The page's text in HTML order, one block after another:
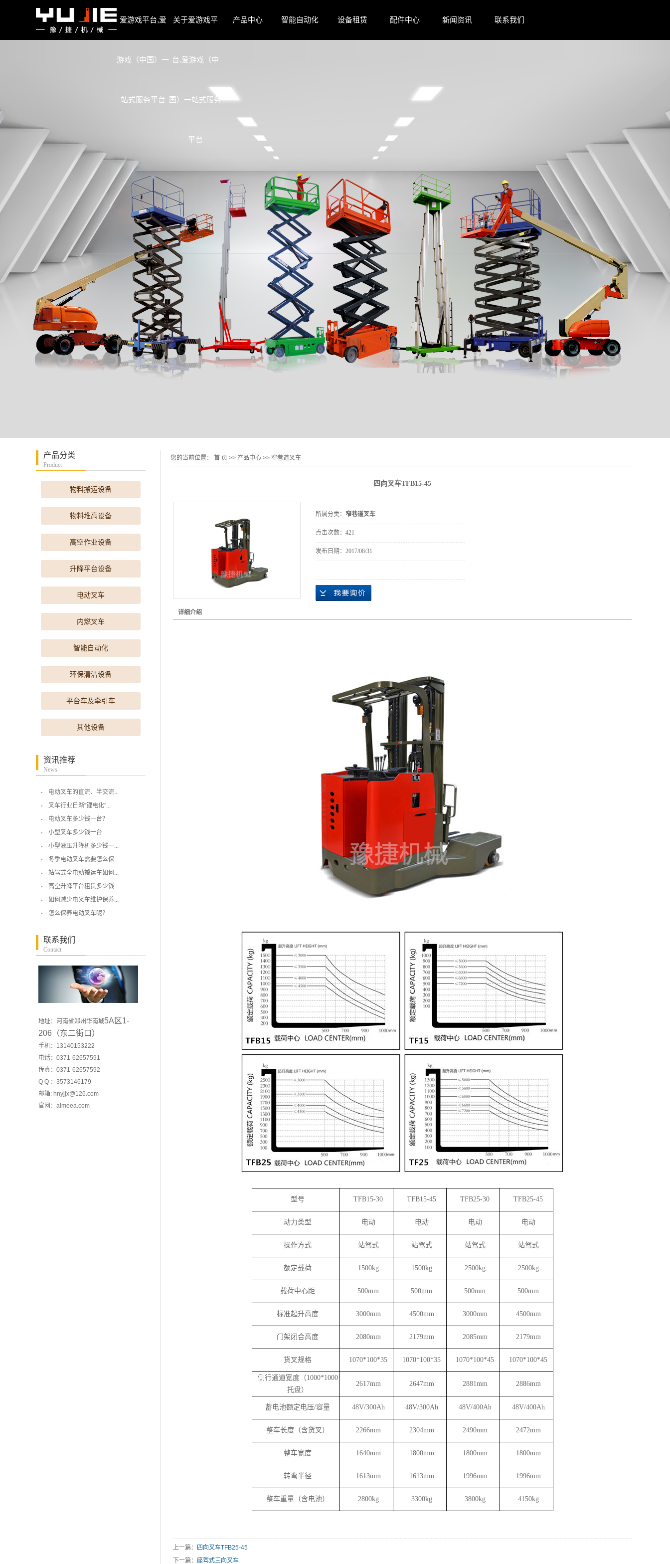
爱游戏平台,爱
游戏（中国）一
站式服务平台
关于爱游戏平
台,爱游戏（中
国）一站式服务
平台
产品中心 智能自动化 设备租赁 配件中心 新闻资讯 联系我们
产品分类
Product
物料搬运设备
物料堆高设备
高空作业设备
升降平台设备
电动叉车
内燃叉车
智能自动化
环保清洁设备
平台车及牵引车
其他设备
资讯推荐
News
电动叉车的直流、半交流...
叉车行业日渐“锂电化”...
电动叉车多少钱一台？
小型叉车多少钱一台
小型液压升降机多少钱一...
冬季电动叉车需要怎么保...
站驾式全电动搬运车如何...
高空升降平台租赁多少钱...
如何减少电叉车维护保养...
怎么保养电动叉车呢？
联系我们
Contact
地址：河南省郑州华南城5A区1-
206（东二街口）
手机：13140153222
电话：0371-62657591
传真：0371-62657592
Q Q ：3573146179
邮箱: hnyjjx@126.com
官网： almeea.com
您的当前位置： 首 页 >> 产品中心 >> 窄巷道叉车
四向叉车TFB15-45
所属分类： 窄巷道叉车
点击次数： 421
发布日期： 2017/08/31
详细介绍
型号 TFB15-30 TFB15-45 TFB25-30 TFB25-45
动力类型 电动 电动 电动 电动
操作方式 站驾式 站驾式 站驾式 站驾式
额定载荷 1500kg 1500kg 2500kg 2500kg
载荷中心距 500mm 500mm 500mm 500mm
标准起升高度 3000mm 4500mm 3000mm 4500mm
门架闭合高度 2080mm 2179mm 2085mm 2179mm
货叉规格 1070*100*35 1070*100*35 1070*100*45 1070*100*45
侧行通道宽度（1000*1000
托盘）
2617mm 2647mm 2881mm 2886mm
蓄电池额定电压/容量 48V/300Ah 48V/300Ah 48V/400Ah 48V/400Ah
整车长度（含货叉） 2266mm 2304mm 2490mm 2472mm
整车宽度 1640mm 1800mm 1800mm 1800mm
转弯半径 1613mm 1613mm 1996mm 1996mm
整车重量（含电池） 2800kg 3300kg 3800kg 4150kg
上一篇：
四向叉车TFB25-45
下一篇： 座驾式三向叉车